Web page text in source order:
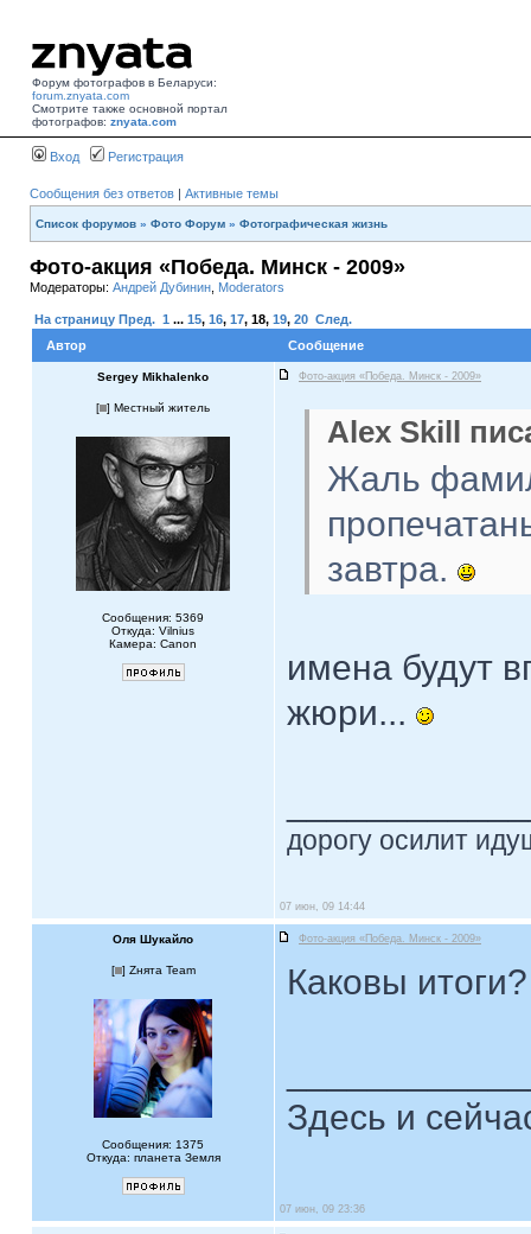
Форум фотографов в Беларуси:
forum.znyata.com
Смотрите также основной портал
фотографов: znyata.com
Вход Регистрация
Сообщения без ответов | Активные темы
Список форумов » Фото Форум » Фотографическая жизнь
Фото-акция «Победа. Минск - 2009»
Модераторы: Андрей Дубинин Moderators
На страницу Пред. 1 ... 15, 16, 17, 18, 19, 20 След.
Автор
Сообщение
Sergey Mikhalenko Фото-акция «Победа. Минск - 2009»
[ ] Местный житель
Сообщения: 5369
Откуда: Vilnius
Камера: Canon
Alex Skill
Жаль
завтра.
имена будут
жюри...
дорогу осилит
07 июн, 09 14:44
Оля Шукайло Фото-акция «Победа. Минск - 2009»
[ ] Zнята Team
Сообщения: 1375
Откуда: планета Земля
Каковы итоги?
Здесь и
07 июн, 09 23:36